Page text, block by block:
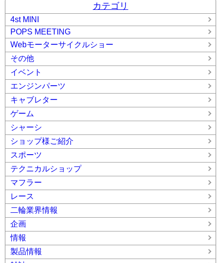
カテゴリ
4st MINI
POPS MEETING
Webモーターサイクルショー
その他
イベント
エンジンパーツ
キャブレター
ゲーム
シャーシ
ショップ様ご紹介
スポーツ
テクニカルショップ
マフラー
レース
二輪業界情報
企画
情報
製品情報